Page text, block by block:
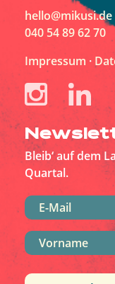
hello@mikusi.de
040 54 89 62 70
Impressum ·
Instagram LinkedIn
Bleib‘ auf dem
Quartal.